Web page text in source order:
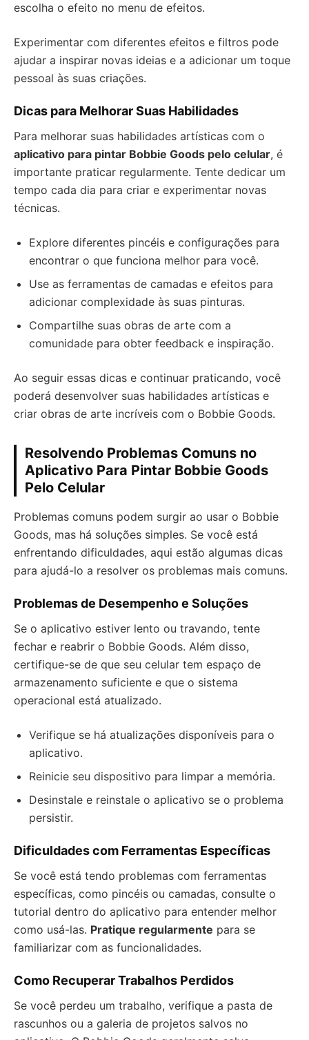
escolha o efeito no menu de efeitos.
Experimentar com diferentes efeitos e filtros pode
ajudar a inspirar novas ideias e a adicionar um toque
pessoal às suas criações.
Dicas para Melhorar Suas Habilidades
Para melhorar suas habilidades artísticas com o
aplicativo para pintar Bobbie Goods pelo celular, é
importante praticar regularmente. Tente dedicar um
tempo cada dia para criar e experimentar novas
técnicas.
Explore diferentes pincéis e configurações para
encontrar o que funciona melhor para você.
Use as ferramentas de camadas e efeitos para
adicionar complexidade às suas pinturas.
Compartilhe suas obras de arte com a
comunidade para obter feedback e inspiração.
Ao seguir essas dicas e continuar praticando, você
poderá desenvolver suas habilidades artísticas e
criar obras de arte incríveis com o Bobbie Goods.
Resolvendo Problemas Comuns no
Aplicativo Para Pintar Bobbie Goods
Pelo Celular
Problemas comuns podem surgir ao usar o Bobbie
Goods, mas há soluções simples. Se você está
enfrentando dificuldades, aqui estão algumas dicas
para ajudá-lo a resolver os problemas mais comuns.
Problemas de Desempenho e Soluções
Se o aplicativo estiver lento ou travando, tente
fechar e reabrir o Bobbie Goods. Além disso,
certifique-se de que seu celular tem espaço de
armazenamento suficiente e que o sistema
operacional está atualizado.
Verifique se há atualizações disponíveis para o
aplicativo.
Reinicie seu dispositivo para limpar a memória.
Desinstale e reinstale o aplicativo se o problema
persistir.
Dificuldades com Ferramentas Específicas
Se você está tendo problemas com ferramentas
específicas, como pincéis ou camadas, consulte o
tutorial dentro do aplicativo para entender melhor
como usá-las. Pratique regularmente para se
familiarizar com as funcionalidades.
Como Recuperar Trabalhos Perdidos
Se você perdeu um trabalho, verifique a pasta de
rascunhos ou a galeria de projetos salvos no